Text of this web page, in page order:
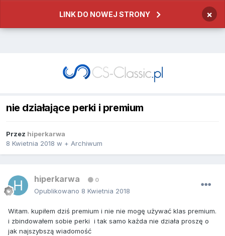
LINK DO NOWEJ STRONY ×
nie działające perki i premium
Przez hiperkarwa
8 Kwietnia 2018 w + Archiwum
hiperkarwa 0
Opublikowano 8 Kwietnia 2018
Witam. kupiłem dziś premium i nie nie mogę używać klas premium.
i zbindowałem sobie perki i tak samo każda nie działa proszę o
jak najszybszą wiadomość